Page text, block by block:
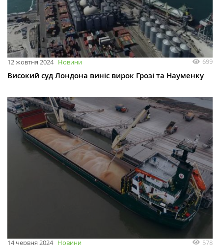
12 жовтня 2024 Новини 699
Високий суд Лондона виніс вирок Грозі та Науменку
14 червня 2024 Новини 578